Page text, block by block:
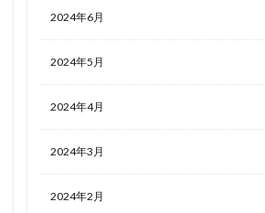
2024年6月
2024年5月
2024年4月
2024年3月
2024年2月